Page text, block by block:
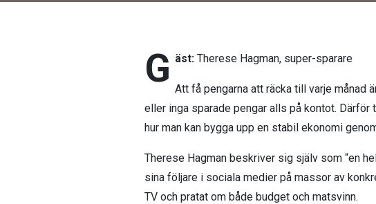
G äst: Therese Hagman, super-sparare
Att få pengarna att räcka till varje månad
eller inga sparade pengar alls på kontot.
hur man kan bygga upp en stabil ekonomi
Therese Hagman beskriver sig själv som “en
sina följare i sociala medier på massor av
TV och pratat om både budget och matsvinn.